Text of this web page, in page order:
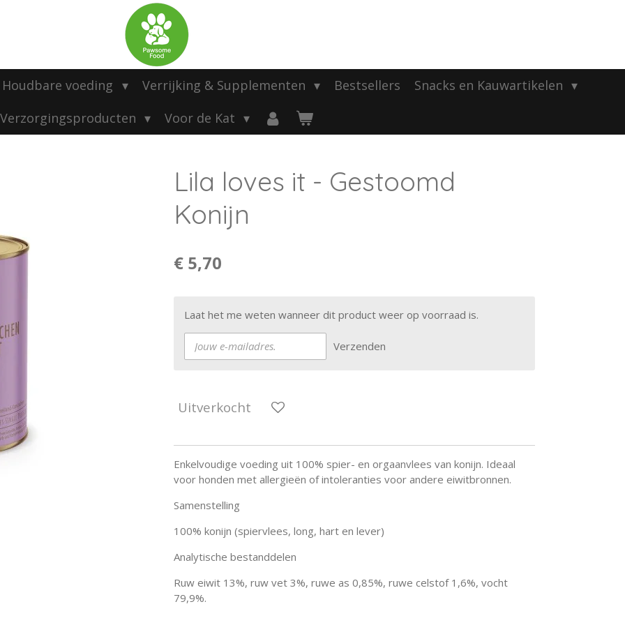
Houdbare voeding Verrijking & Supplementen Bestsellers
Snacks en Kauwartikelen
Verzorgingsproducten
Voor de Kat
Lila loves it - Gestoomd
Konijn
€ 5,70
Laat het me weten wanneer dit product weer op voorraad is.
Verzenden
Uitverkocht
Enkelvoudige voeding uit 100% spier- en orgaanvlees van konijn. Ideaal
voor honden met allergieën of intoleranties voor andere eiwitbronnen.
Samenstelling
100% konijn (spiervlees, long, hart en lever)
Analytische bestanddelen
Ruw eiwit 13%, ruw vet 3%, ruwe as 0,85%, ruwe celstof 1,6%, vocht
79,9%.